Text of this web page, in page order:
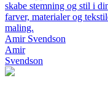
skabe stemning og stil i
farver, materialer og
maling.
Amir Svendson
Amir
Svendson